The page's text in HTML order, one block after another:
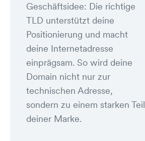
Geschäftsidee: Die richtige
TLD unterstützt deine
Positionierung und macht
deine Internetadresse
einprägsam. So wird deine
Domain nicht nur zur
technischen Adresse,
sondern zu einem starken Teil
deiner Marke.